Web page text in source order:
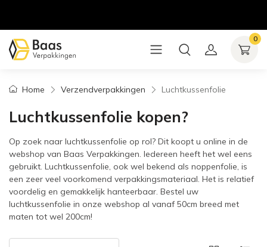
0
Home Verzendverpakkingen Luchtkussenfolie
Luchtkussenfolie kopen?
Op zoek naar luchtkussenfolie op rol? Dit koopt u online in de
webshop van Baas Verpakkingen. Iedereen heeft het wel eens
gebruikt. Luchtkussenfolie, ook wel bekend als noppenfolie, is
een zeer veel voorkomend verpakkingsmateriaal. Het is relatief
voordelig en gemakkelijk hanteerbaar. Bestel uw
luchtkussenfolie in onze webshop al vanaf 50cm breed met
maten tot wel 200cm!